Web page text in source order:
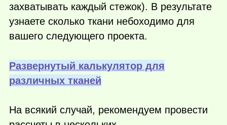
захватывать каждый стежок). В результате
узнаете сколько ткани небоходимо для
вашего следующего проекта.
Развернутый калькулятор для
различных тканей
На всякий случай, рекомендуем провести